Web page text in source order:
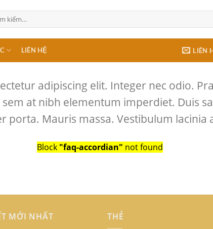
LIÊN HỆ LIÊN
adipiscing elit. Integer nec odio.
at nibh elementum imperdiet. Duis
porta. Mauris massa. Vestibulum lacinia
Block "faq-accordian" not found
MỚI NHẤT THẺ